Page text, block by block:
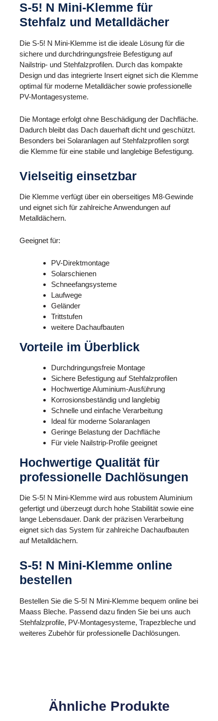
S-5! N Mini-Klemme für
Stehfalz und Metalldächer
Die S-5! N Mini-Klemme ist die ideale Lösung für die
sichere und durchdringungsfreie Befestigung auf
Nailstrip- und Stehfalzprofilen. Durch das kompakte
Design und das integrierte Insert eignet sich die Klemme
optimal für moderne Metalldächer sowie professionelle
PV-Montagesysteme.
Die Montage erfolgt ohne Beschädigung der Dachfläche.
Dadurch bleibt das Dach dauerhaft dicht und geschützt.
Besonders bei Solaranlagen auf Stehfalzprofilen sorgt
die Klemme für eine stabile und langlebige Befestigung.
Vielseitig einsetzbar
Die Klemme verfügt über ein oberseitiges M8-Gewinde
und eignet sich für zahlreiche Anwendungen auf
Metalldächern.
Geeignet für:
PV-Direktmontage
Solarschienen
Schneefangsysteme
Laufwege
Geländer
Trittstufen
weitere Dachaufbauten
Vorteile im Überblick
Durchdringungsfreie Montage
Sichere Befestigung auf Stehfalzprofilen
Hochwertige Aluminium-Ausführung
Korrosionsbeständig und langlebig
Schnelle und einfache Verarbeitung
Ideal für moderne Solaranlagen
Geringe Belastung der Dachfläche
Für viele Nailstrip-Profile geeignet
Hochwertige Qualität für
professionelle Dachlösungen
Die S-5! N Mini-Klemme wird aus robustem Aluminium
gefertigt und überzeugt durch hohe Stabilität sowie eine
lange Lebensdauer. Dank der präzisen Verarbeitung
eignet sich das System für zahlreiche Dachaufbauten
auf Metalldächern.
S-5! N Mini-Klemme online
bestellen
Bestellen Sie die S-5! N Mini-Klemme bequem online bei
Maass Bleche. Passend dazu finden Sie bei uns auch
Stehfalzprofile, PV-Montagesysteme, Trapezbleche und
weiteres Zubehör für professionelle Dachlösungen.
Ähnliche Produkte